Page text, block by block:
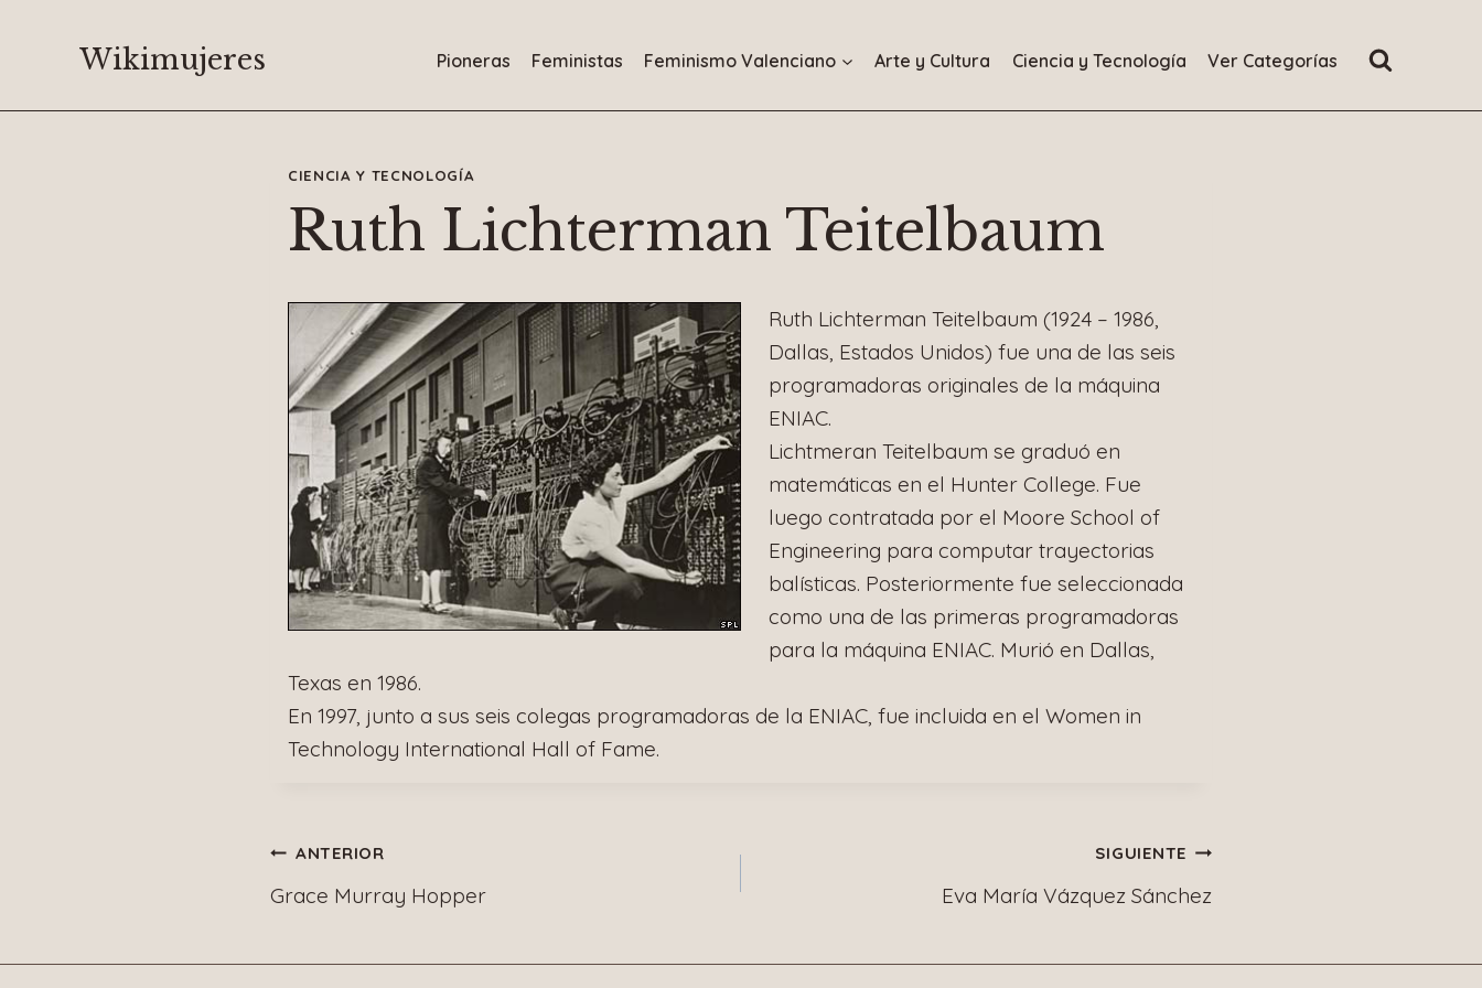
Wikimujeres Pioneras Feministas Feminismo Valenciano Arte y Cultura Ciencia y Tecnología Ver Categorías
CIENCIA Y TECNOLOGÍA
Ruth Lichterman Teitelbaum
Ruth Lichterman Teitelbaum (1924 – 1986,
Dallas, Estados Unidos) fue una de las seis
programadoras originales de la máquina
ENIAC.
Lichtmeran Teitelbaum se graduó en
matemáticas en el Hunter College. Fue
luego contratada por el Moore School of
Engineering para computar trayectorias
balísticas. Posteriormente fue seleccionada
como una de las primeras programadoras
para la máquina ENIAC. Murió en Dallas,
Texas en 1986.
En 1997, junto a sus seis colegas programadoras de la ENIAC, fue incluida en el Women in
Technology International Hall of Fame.
Navegación
de
entradas
ANTERIOR
Grace Murray Hopper
SIGUIENTE
Eva María Vázquez Sánchez